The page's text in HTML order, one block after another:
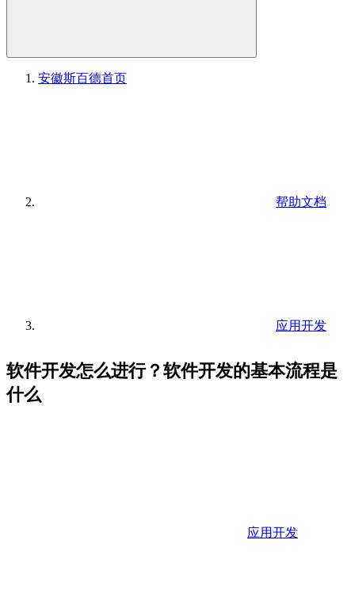
安徽斯百德首页
帮助文档
应用开发
软件开发怎么进行？软件开发的基本流程是
什么
应用开发